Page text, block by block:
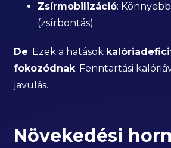
Zsírmobilizáció:
(zsírbontás)
De: Ezek a hatások
fokozódnak. Fenntartási
javulás.
Növekedési